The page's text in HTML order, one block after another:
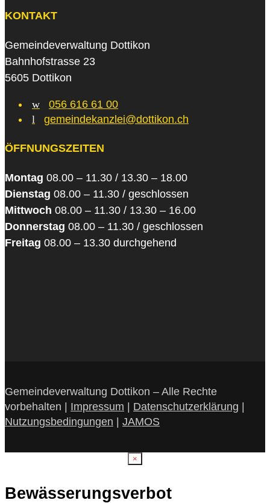
KONTAKT
Gemeindeverwaltung Dottikon
Bahnhofstrasse 23
5605 Dottikon
w
056 616 61 00
l
gemeindekanzlei@dottikon.ch
ÖFFNUNGSZEITEN
Montag 08.00 – 11.30 / 13.30 – 18.00
Dienstag 08.00 – 11.30 / geschlossen
Mittwoch 08.00 – 11.30 / 13.30 – 16.00
Donnerstag 08.00 – 11.30 / geschlossen
Freitag 08.00 – 13.30 durchgehend
Gemeindeverwaltung Dottikon – Alle Rechte
vorbehalten | Impressum | Datenschutzerklärung |
Nutzungsbedingungen | JAMOS
×
Bewässerungsverbot